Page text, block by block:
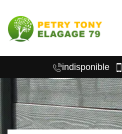
indisponible